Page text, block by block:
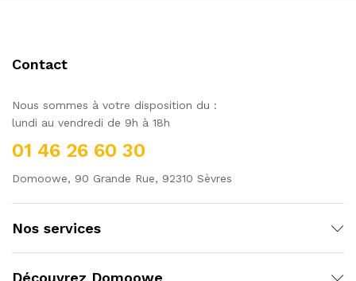
Contact
Nous sommes à votre disposition du :
lundi au vendredi de 9h à 18h
01 46 26 60 30
Domoowe, 90 Grande Rue, 92310 Sèvres
Nos services
Découvrez Domoowe